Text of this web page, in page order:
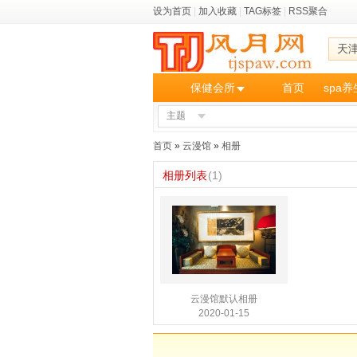
设为首页 加入收藏 TAG标签 RSS聚合
天
保健会所 首页 spa养
主题
首页 » 云漫馆 » 相册
相册列表(1)
云漫馆默认相册
2020-01-15